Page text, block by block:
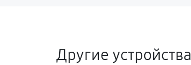
Другие устройства